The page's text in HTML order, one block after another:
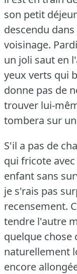
son petit
descendu
voisinage.
un joli saut en
yeux verts qui
donne pas de
trouver lui-
tombera sur
S'il a pas de
qui fricote
enfant sans
je s'rais pas
recensement.
tendre l'autre
quelque chose
naturellement
encore